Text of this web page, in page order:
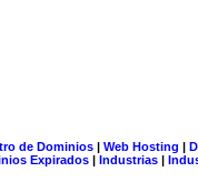
de Dominios| Web Hosting |
Expirados | Industrias |